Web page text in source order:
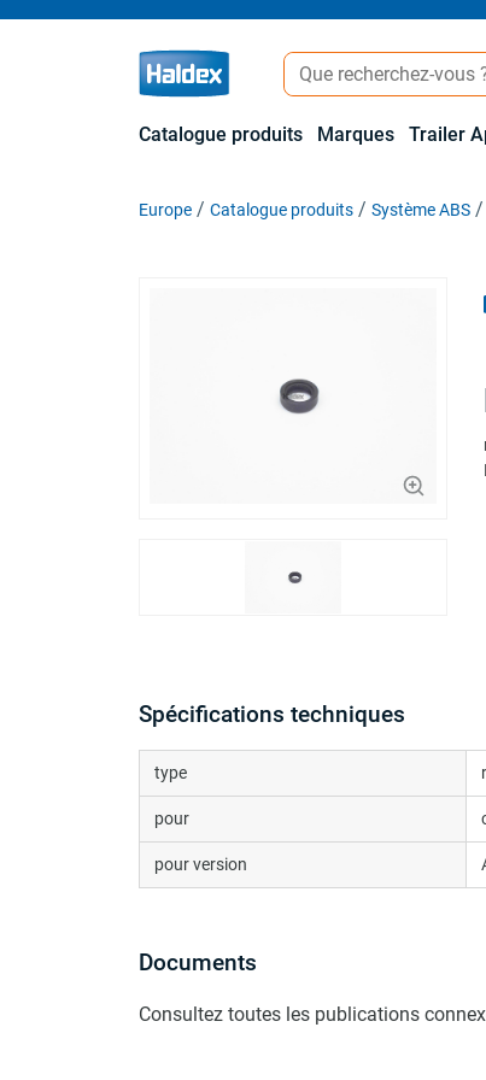
Catalogue produits Marques Trailer
Europe Catalogue produits Système ABS
Spécifications techniques
type
pour
pour version
Documents
Consultez toutes les publications